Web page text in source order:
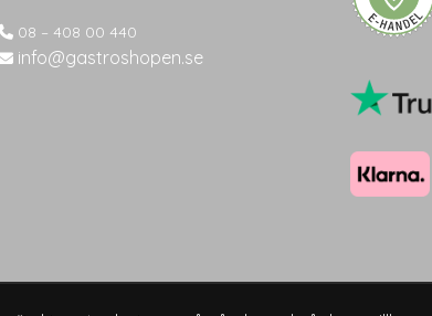
08 – 408 00 440
info@gastroshopen.se